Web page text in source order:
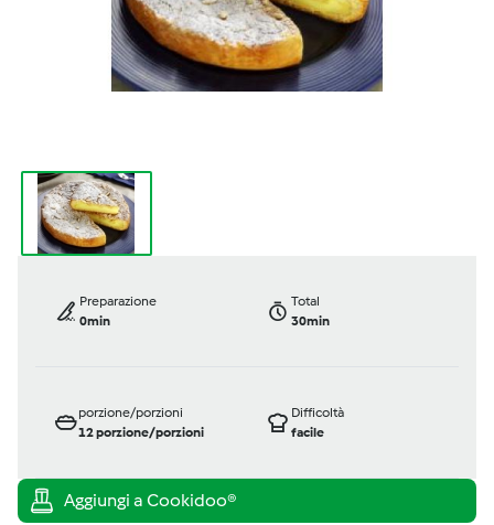
Preparazione
0min
Total
30min
porzione/porzioni
12porzione/porzioni
Difficoltà
facile